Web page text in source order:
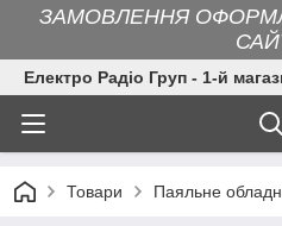
ЗАМОВЛЕННЯ
Електро Радіо Груп - 1-й
Товари Паяльне